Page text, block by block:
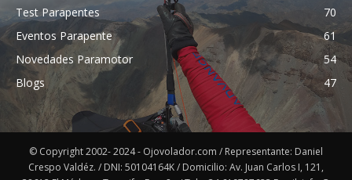
Test Parapentes
70
Eventos Parapente
61
Novedades Paramotor
54
Blogs
47
© Copyright 2002- 2024 - Ojovolador.com / Representante: Daniel
Crespo Valdéz. / DNI: 50104164K / Domicilio: Av. Juan Carlos I, 121,